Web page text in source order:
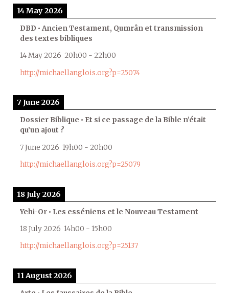
14 May 2026
DBD • Ancien Testament, Qumrân et transmission
des textes bibliques
14 May 2026 20h00 - 22h00
http://michaellanglois.org?p=25074
7 June 2026
Dossier Biblique • Et si ce passage de la Bible n’était
qu’un ajout ?
7 June 2026 19h00 - 20h00
http://michaellanglois.org?p=25079
18 July 2026
Yehi-Or • Les esséniens et le Nouveau Testament
18 July 2026 14h00 - 15h00
http://michaellanglois.org?p=25137
11 August 2026